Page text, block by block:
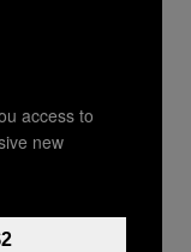
entre los
abracé
York
de que la
de
a su
access to
new